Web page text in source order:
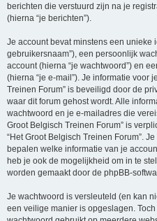
berichten die verstuurd zijn na je
(hierna “je berichten”).
Je account bevat minstens een unieke
gebruikersnaam”), een persoonlijk
account (hierna “je wachtwoord”) en
(hierna “je e-mail”). Je informatie voor
Treinen Forum” is beveiligd door de
waar dit forum gehost wordt. Alle
wachtwoord en je e-mailadres die
Groot Belgisch Treinen Forum” is
“Het Groot Belgisch Treinen Forum”.
bepalen welke informatie van je
heb je ook de mogelijkheid om in te
worden gemaakt door de phpBB-
Je wachtwoord is versleuteld (en kan
een veilige manier is opgeslagen.